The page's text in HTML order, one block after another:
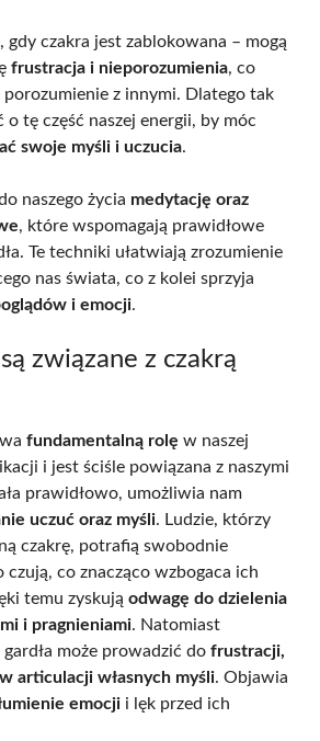
gdy czakra jest zablokowana – mogą
frustracja i nieporozumienia, co
z innymi. Dlatego tak
o tę część naszej energii, by móc
swoje myśli i uczucia.
naszego życia medytację oraz
, które wspomagają prawidłowe
Te techniki ułatwiają zrozumienie
nas świata, co z kolei sprzyja
i emocji.
związane z czakrą
fundamentalną rolę w naszej
i jest ściśle powiązana z naszymi
prawidłowo, umożliwia nam
uczuć oraz myśli. Ludzie, którzy
czakrę, potrafią swobodnie
co znacząco wzbogaca ich
temu zyskują odwagę do dzielenia
i pragnieniami. Natomiast
może prowadzić do frustracji,
articulacji własnych myśli. Objawia
emocji i lęk przed ich